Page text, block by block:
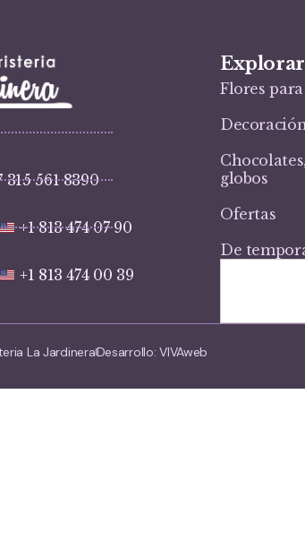
315 561 8390
+1 813 474 07 90
+1 813 474 00 39
Explorar
Flores
globos
Ofertas
De
La JardineraDesarrollo: VIVAweb